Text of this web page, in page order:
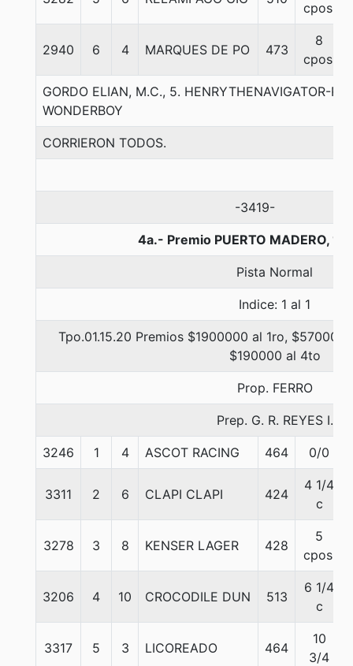
cpos.
2940 6 4 MARQUES DE PO 473
8
cpos.
GORDO ELIAN, M.C., 5. HENRYTHENAVIGATOR-
WONDERBOY
CORRIERON TODOS.
-3419-
4a.- Premio PUERTO MADERO,
Pista Normal
Indice: 1 al 1
Tpo.01.15.20 Premios $1900000 al 1ro,
$190000 al 4to
Prop. FERRO
Prep. G. R. REYES I.
3246 1 4 ASCOT RACING 464 0/0
3311 2 6 CLAPI CLAPI 424
4 1/4
c
3278 3 8 KENSER LAGER 428
5
cpos.
3206 4 10 CROCODILE DUN 513
6 1/4
c
3317 5 3 LICOREADO 464
10
3/4